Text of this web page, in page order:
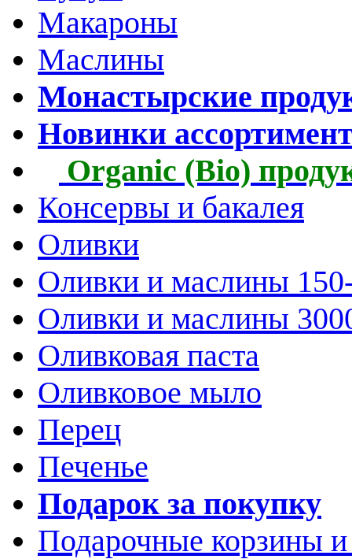
Макароны
Маслины
Монастырские
Новинки
Organic (Bio)
Консервы и бакалея
Оливки
Оливки и маслины
Оливки и маслины
Оливковая паста
Оливковое мыло
Перец
Печенье
Подарок за покупку
Подарочные корзины